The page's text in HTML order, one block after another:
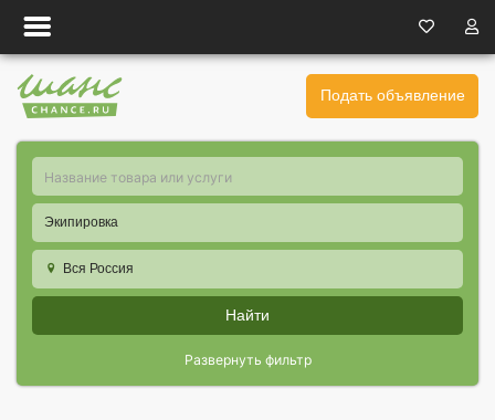
Подать объявление
Экипировка
Вся Россия
Найти
Развернуть фильтр